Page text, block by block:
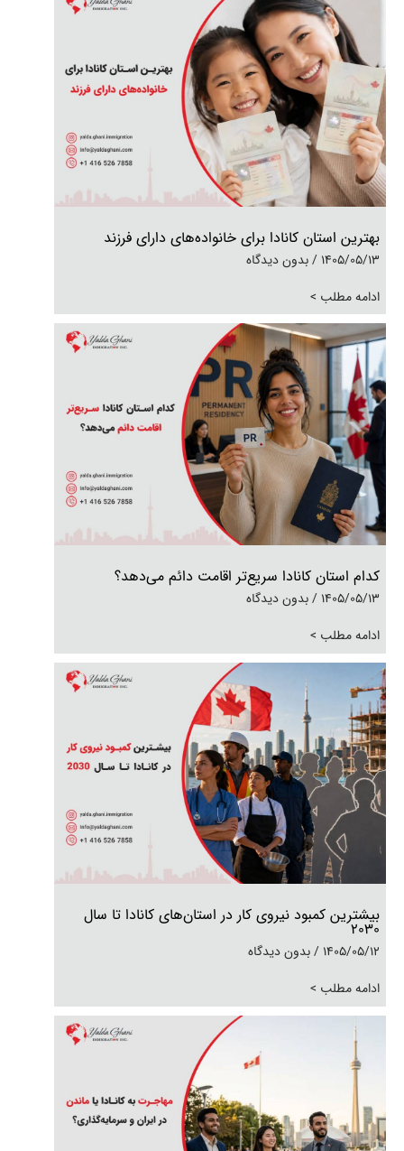
بهترین استان کانادا برای خانواده‌های دارای فرزند
1405/05/13
بدون دیدگاه
ادامه مطلب >
کدام استان کانادا سریع‌تر اقامت دائم می‌دهد؟
1405/05/13
بدون دیدگاه
ادامه مطلب >
بیشترین کمبود نیروی کار در استان‌های کانادا تا سال
۲۰۳۰
1405/05/12
بدون دیدگاه
ادامه مطلب >